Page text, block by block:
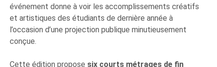
événement donne à voir les accomplissements créatifs
et artistiques des étudiants de dernière année à
l’occasion d’une projection publique minutieusement
conçue.
Cette édition propose six courts métrages de fin